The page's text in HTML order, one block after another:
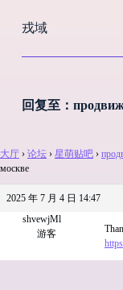
过
戎域
回复至：
大厅 › 论坛 › 星萌贴吧 ›
москве
2025 年 7 月 4 日 14:47
shvewjMl
游客